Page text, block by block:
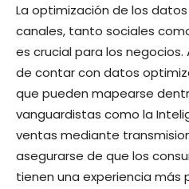
La optimización de los
canales, tanto sociales
es crucial para los
de contar con datos
que pueden mapearse
vanguardistas como la
ventas mediante
asegurarse de que los
tienen una experiencia más